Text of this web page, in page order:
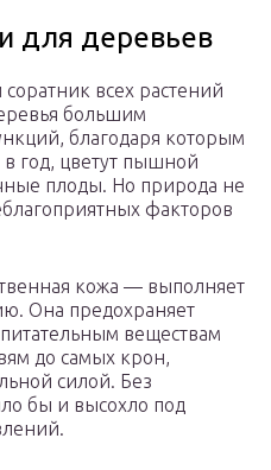
для деревьев
всех растений
большим
благодаря которым
год, цветут пышной
плоды. Но природа не
факторов
кожа — выполняет
Она предохраняет
веществам
до самых крон,
силой. Без
бы и высохло под